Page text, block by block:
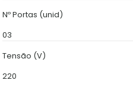
Nº Portas (unid)
03
Tensão (V)
220